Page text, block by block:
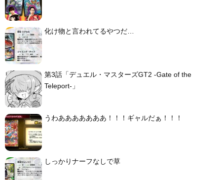
化け物と言われてるやつだ…
第3話「デュエル・マスターズGT2 -Gate of the
Teleport-」
うわあああああああ！！！ギャルだぁ！！！
しっかりナーフなしで草